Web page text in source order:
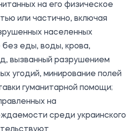
на его физическое
или частично, включая
населенных
без еды, воды, крова,
вызванный разрушением
угодий, минирование полей
гуманитарной помощи;
на
среди украинского